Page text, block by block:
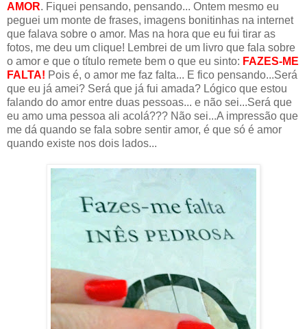
AMOR. Fiquei pensando, pensando... Ontem mesmo eu
peguei um monte de frases, imagens bonitinhas na internet
que falava sobre o amor. Mas na hora que eu fui tirar as
fotos, me deu um clique! Lembrei de um livro que fala sobre
o amor e que o título remete bem o que eu sinto: FAZES-ME
FALTA! Pois é, o amor me faz falta... E fico pensando...Será
que eu já amei? Será que já fui amada? Lógico que estou
falando do amor entre duas pessoas... e não sei...Será que
eu amo uma pessoa ali acolá??? Não sei...A impressão que
me dá quando se fala sobre sentir amor, é que só é amor
quando existe nos dois lados...